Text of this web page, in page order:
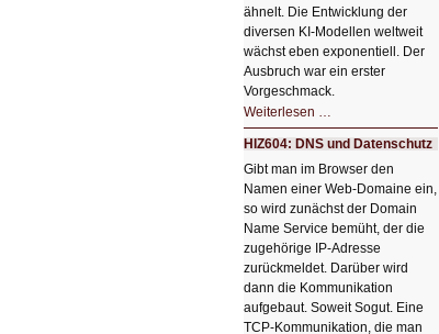
ähnelt. Die Entwicklung der
diversen KI-Modellen weltweit
wächst eben exponentiell. Der
Ausbruch war ein erster
Vorgeschmack.
Weiterlesen …
Der
Ausbruch
der
KI
HIZ604: DNS und Datenschutz
Gibt man im Browser den
Namen einer Web-Domaine ein,
so wird zunächst der Domain
Name Service bemüht, der die
zugehörige IP-Adresse
zurückmeldet. Darüber wird
dann die Kommunikation
aufgebaut. Soweit Sogut. Eine
TCP-Kommunikation, die man